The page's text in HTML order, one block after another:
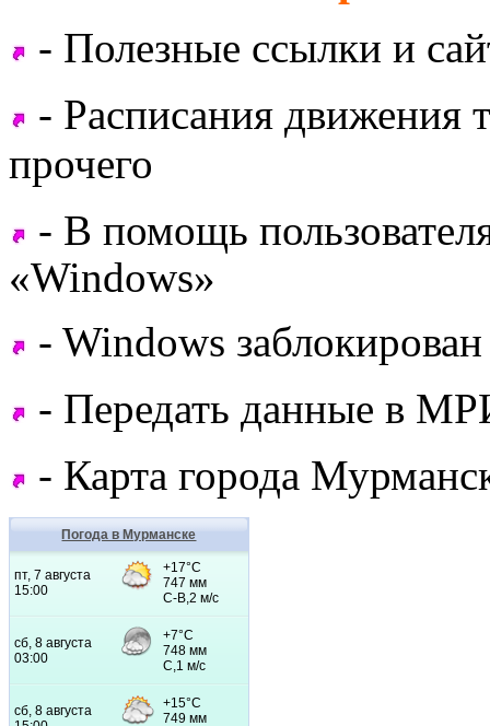
- Полезные ссылки и
- Расписания движения
прочего
- В помощь
«Windows»
- Windows
- Передать данные в
- Карта города
Погода в Мурманске